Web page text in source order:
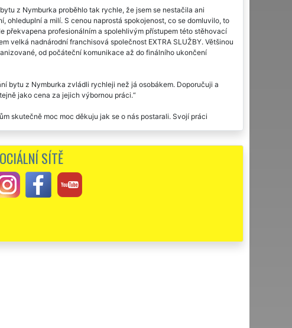
z Nymburka proběhlo tak rychle, že jsem se nestačila ani
a milí. S cenou naprostá spokojenost, co se domluvilo, to
profesionálním a spolehlivým přístupem této stěhovací
velká nadnárodní franchisová společnost EXTRA SLUŽBY. Většinou
od počáteční komunikace až do finálního ukončení
bytu z Nymburka zvládli rychleji než já osobákem. Doporučuji a
jako cena za jejich výbornou práci.
skutečně moc moc děkuju jak se o nás postarali. Svojí práci
bytu v Nymburce, se službami jsme byli velice spokojeni.
SÍTĚ